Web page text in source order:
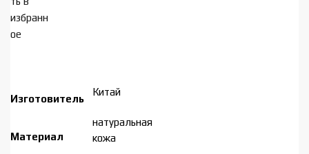
избранн
ое
Изготовитель
Китай
Материал
натуральная
кожа